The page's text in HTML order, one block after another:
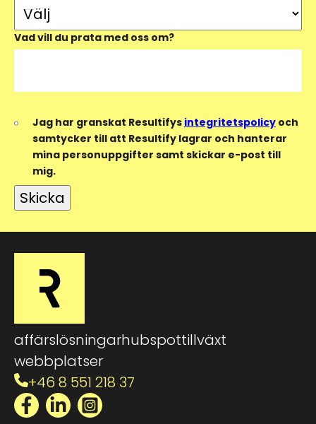
Vad vill du prata med oss om?
Jag har granskat Resultifys integritetspolicyoch
samtycker till att Resultify lagrar och hanterar
mina personuppgifter samt skickar e-post till
mig.
affärslösningarhubspottillväxt
webbplatser
+46 8 551 218 37
Facebook
LinkedInInstagram